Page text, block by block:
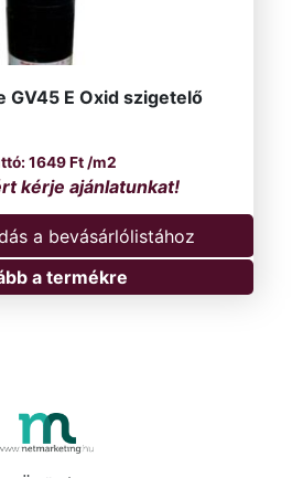
GV45 E Oxid szigetelő
1649Ft/m2
a bevásárlólistához
a termékre